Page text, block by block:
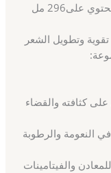
على296 مل
وتطويل الشعر
كثافته والقضاء
النعومة والرطوبة
والفيتامينات